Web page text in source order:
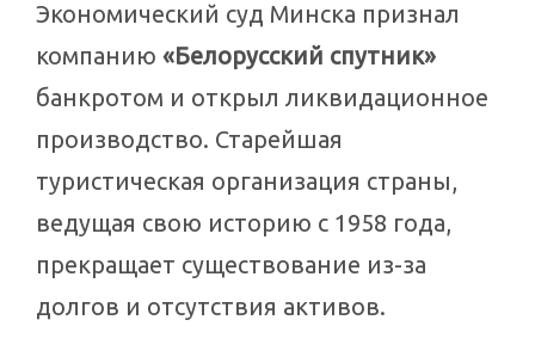
Экономический суд Минска признал
компанию «Белорусский спутник»
банкротом и открыл ликвидационное
производство. Старейшая
туристическая организация страны,
ведущая свою историю с 1958 года,
прекращает существование из-за
долгов и отсутствия активов.